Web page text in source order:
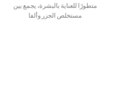
متطورًا للعناية بالبشرة، يجمع بين
مستخلص الجزر وألفا